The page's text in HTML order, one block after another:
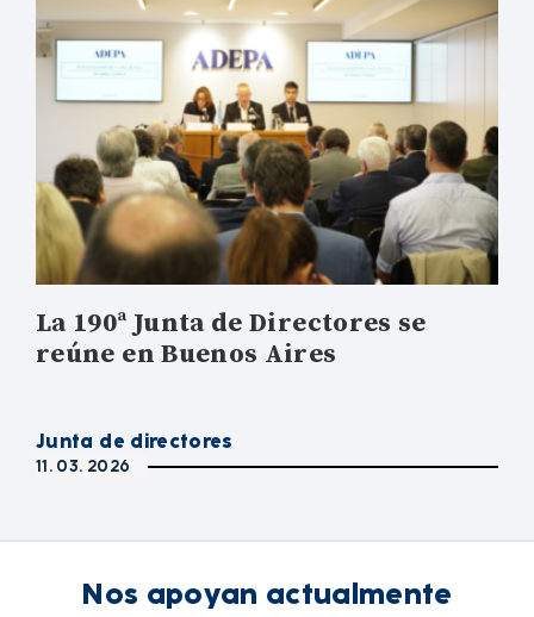
La 190ª Junta de Directores se
reúne en Buenos Aires
Junta de directores
11. 03. 2026
Nos apoyan actualmente